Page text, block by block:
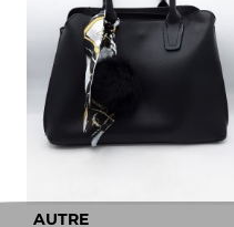
AUTRE